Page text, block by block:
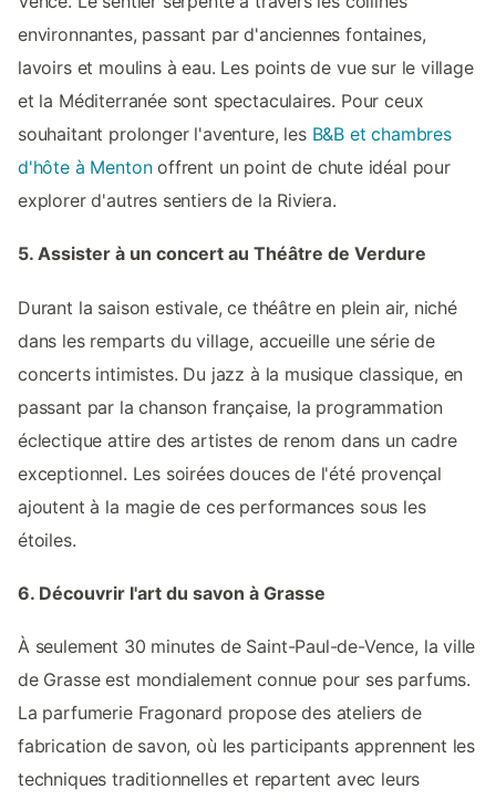
environnantes, passant par d'anciennes fontaines,
lavoirs et moulins à eau. Les points de vue sur le village
et la Méditerranée sont spectaculaires. Pour ceux
souhaitant prolonger l'aventure, les B&B et chambres
d'hôte à Mentonoffrent un point de chute idéal pour
explorer d'autres sentiers de la Riviera.
5. Assister à un concert au Théâtre de Verdure
Durant la saison estivale, ce théâtre en plein air, niché
dans les remparts du village, accueille une série de
concerts intimistes. Du jazz à la musique classique, en
passant par la chanson française, la programmation
éclectique attire des artistes de renom dans un cadre
exceptionnel. Les soirées douces de l'été provençal
ajoutent à la magie de ces performances sous les
étoiles.
6. Découvrir l'art du savon à Grasse
À seulement 30 minutes de Saint-Paul-de-Vence, la ville
de Grasse est mondialement connue pour ses parfums.
La parfumerie Fragonard propose des ateliers de
fabrication de savon, où les participants apprennent les
techniques traditionnelles et repartent avec leurs